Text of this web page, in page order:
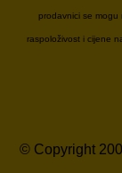
prodavnici se mogu
raspoloživost i cijene
© Copyright